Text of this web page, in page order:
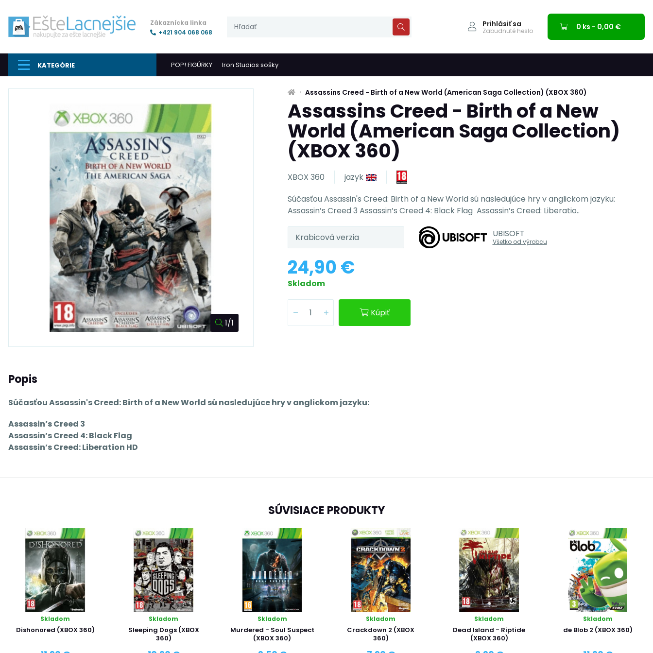
Zákaznícka linka
+421 904 068 068
Prihlásiť sa
Zabudnuté heslo 0 ks - 0,00 €
KATEGÓRIE POP! FIGÚRKY Iron Studios sošky
1/1
Assassins Creed - Birth of a New World (American Saga Collection) (XBOX 360)
Assassins Creed - Birth of a New
World (American Saga Collection)
(XBOX 360)
XBOX 360
jazyk
Súčasťou Assassin's Creed: Birth of a New World sú nasledujúce hry v anglickom jazyku:
Assassin’s Creed 3 Assassin’s Creed 4: Black Flag Assassin’s Creed: Liberatio..
Krabicová verzia UBISOFT
Všetko od výrobcu
24,90 €
Skladom
Kúpiť
Popis
Súčasťou Assassin's Creed: Birth of a New World sú nasledujúce hry v anglickom jazyku:
Assassin’s Creed 3
Assassin’s Creed 4: Black Flag
Assassin’s Creed: Liberation HD
SÚVISIACE PRODUKTY
Skladom
Dishonored (XBOX 360)
Skladom
Sleeping Dogs (XBOX
360)
Skladom
Murdered - Soul Suspect
(XBOX 360)
Skladom
Crackdown 2 (XBOX
360)
Skladom
Dead Island - Riptide
(XBOX 360)
Skladom
de Blob 2 (XBOX 360)